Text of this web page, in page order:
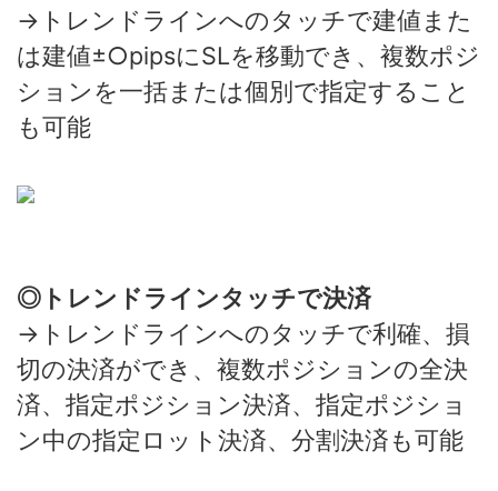
→トレンドラインへのタッチで建値また
は建値±○pipsにSLを移動でき、複数ポジ
ションを一括または個別で指定すること
も可能
◎トレンドラインタッチで決済
→トレンドラインへのタッチで利確、損
切の決済ができ、複数ポジションの全決
済、指定ポジション決済、指定ポジショ
ン中の指定ロット決済、分割決済も可能